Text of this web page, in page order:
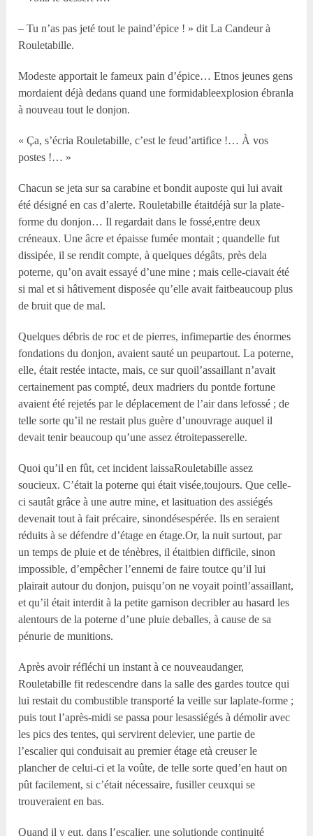
– Tu n’as pas jeté tout le paind’épice ! » dit La Candeur à
Rouletabille.
Modeste apportait le fameux pain d’épice… Etnos jeunes gens
mordaient déjà dedans quand une formidableexplosion ébranla
à nouveau tout le donjon.
« Ça, s’écria Rouletabille, c’est le feud’artifice !… À vos
postes !… »
Chacun se jeta sur sa carabine et bondit auposte qui lui avait
été désigné en cas d’alerte. Rouletabille étaitdéjà sur la plate-
forme du donjon… Il regardait dans le fossé,entre deux
créneaux. Une âcre et épaisse fumée montait ; quandelle fut
dissipée, il se rendit compte, à quelques dégâts, près dela
poterne, qu’on avait essayé d’une mine ; mais celle-ciavait été
si mal et si hâtivement disposée qu’elle avait faitbeaucoup plus
de bruit que de mal.
Quelques débris de roc et de pierres, infimepartie des énormes
fondations du donjon, avaient sauté un peupartout. La poterne,
elle, était restée intacte, mais, ce sur quoil’assaillant n’avait
certainement pas compté, deux madriers du pontde fortune
avaient été rejetés par le déplacement de l’air dans lefossé ; de
telle sorte qu’il ne restait plus guère d’unouvrage auquel il
devait tenir beaucoup qu’une assez étroitepasserelle.
Quoi qu’il en fût, cet incident laissaRouletabille assez
soucieux. C’était la poterne qui était visée,toujours. Que celle-
ci sautât grâce à une autre mine, et lasituation des assiégés
devenait tout à fait précaire, sinondésespérée. Ils en seraient
réduits à se défendre d’étage en étage.Or, la nuit surtout, par
un temps de pluie et de ténèbres, il étaitbien difficile, sinon
impossible, d’empêcher l’ennemi de faire toutce qu’il lui
plairait autour du donjon, puisqu’on ne voyait pointl’assaillant,
et qu’il était interdit à la petite garnison decribler au hasard les
alentours de la poterne d’une pluie deballes, à cause de sa
pénurie de munitions.
Après avoir réfléchi un instant à ce nouveaudanger,
Rouletabille fit redescendre dans la salle des gardes toutce qui
lui restait du combustible transporté la veille sur laplate-forme ;
puis tout l’après-midi se passa pour lesassiégés à démolir avec
les pics des tentes, qui servirent delevier, une partie de
l’escalier qui conduisait au premier étage età creuser le
plancher de celui-ci et la voûte, de telle sorte qued’en haut on
pût facilement, si c’était nécessaire, fusiller ceuxqui se
trouveraient en bas.
Quand il y eut, dans l’escalier, une solutionde continuité